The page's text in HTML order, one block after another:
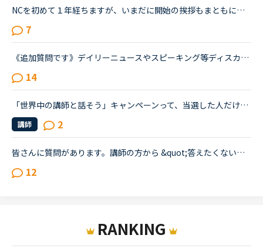
NCを初めて１年経ちますが、いまだに開始の挨拶もまともにできません。I'm good.で終わらせて、「今日の予定は？」など急に振られた質問にうまく答えられず、レッスン中に講師に質問すらできません。NCはカランか...
7
《追加質問です》デイリーニュースやスピーキング等ディスカッションが含まれる教材のレッスンについて質問です。最近はデイリーニュースを受講しておりますが、レッスン前にディスカッションの質問に対する回答...
14
「世界中の講師と話そう」キャンペーンって、当選した人だけに直接連絡が行くのですかね？ 今、冬のキャンペーン中ですが、当たらないかなあと楽しみにしていますが、そう言えば&quot;世界中の…”のキャンペーン...
講師 2
皆さんに質問があります。講師の方から &quot;答えたくない内容の質問&quot; をされた場合「それは答えたくない」とハッキリ答えていますか？未婚既婚、子どもの有無、職業、年齢など…、触れられたくない話題は、...
12
RANKING